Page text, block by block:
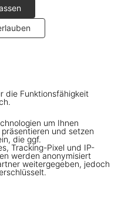
die Funktionsfähigkeit
um Ihnen
und setzen
die ggf.
Tracking-Pixel und IP-
werden anonymisiert
weitergegeben, jedoch
Art Edition
with Dark Glasses,